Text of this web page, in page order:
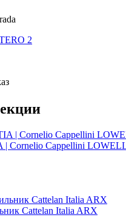
2
| Cornelio Cappellini
Cattelan Italia ARX